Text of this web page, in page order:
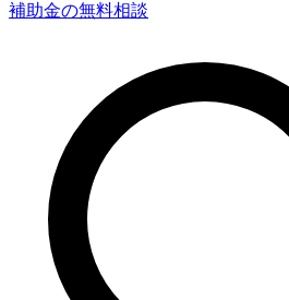
補助金の無料相談